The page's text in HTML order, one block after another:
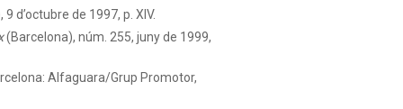
d’octubre de 1997, p. XIV.
(Barcelona), núm. 255, juny de 1999,
Alfaguara/Grup Promotor,